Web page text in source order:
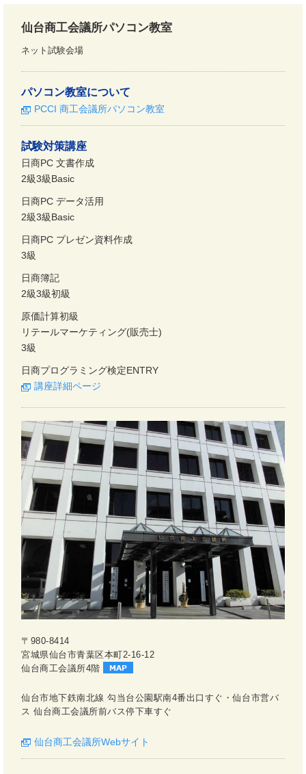
仙台商工会議所パソコン教室
ネット試験会場
パソコン教室について
PCCI 商工会議所パソコン教室
試験対策講座
日商PC 文書作成
2級3級Basic
日商PC データ活用
2級3級Basic
日商PC プレゼン資料作成
3級
日商簿記
2級3級初級
原価計算初級
リテールマーケティング(販売士)
3級
日商プログラミング検定ENTRY
講座詳細ページ
〒980-8414
宮城県仙台市青葉区本町2-16-12
仙台商工会議所4階
仙台市地下鉄南北線 勾当台公園駅南4番出口すぐ・仙台市営バ
ス 仙台商工会議所前バス停下車すぐ
仙台商工会議所Webサイト